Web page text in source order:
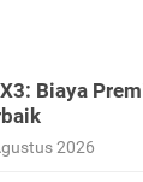
Biaya
2026